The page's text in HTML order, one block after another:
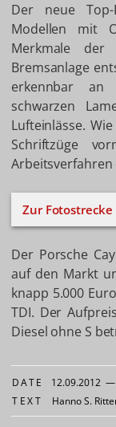
Der neue
Modellen mit
Merkmale der
Bremsanlage
erkennbar an
schwarzen
Lufteinlässe.
Schriftzüge
Zur Fotostrecke
Der Porsche
auf den Markt
knapp 5.000
TDI. Der
Diesel ohne S
DATE 12.09.2012 —
TEXT Hanno S.